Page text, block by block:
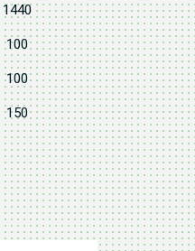
1440
100
100
150